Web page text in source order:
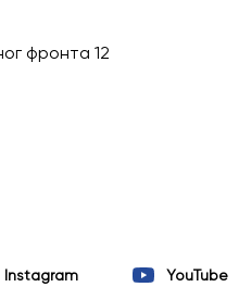
фронта 12
Instagram YouTube